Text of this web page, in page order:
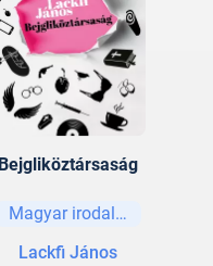
Bejgliköztársaság
Magyar irodalom
Lackfi János